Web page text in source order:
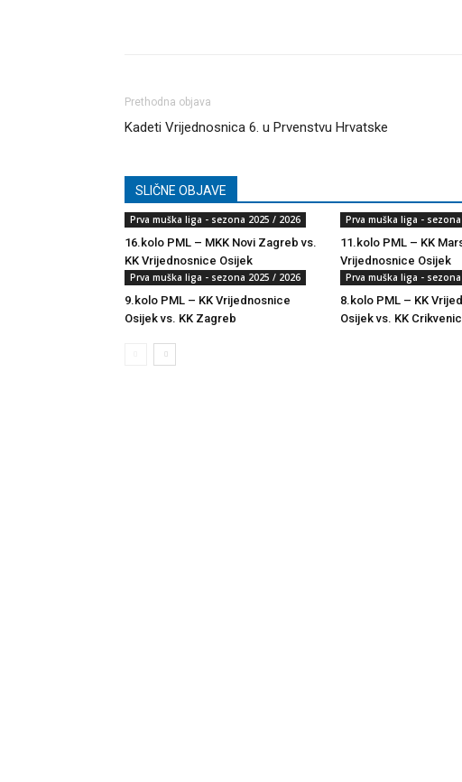
Prethodna objava
Kadeti Vrijednosnica 6. u Prvenstvu Hrvatske
SLIČNE OBJAVE
Prva muška liga - sezona 2025 / 2026
16.kolo PML – MKK Novi Zagreb vs.
KK Vrijednosnice Osijek
Prva muška liga -
11.kolo PML – KK
Vrijednosnice Osijek
Prva muška liga - sezona 2025 / 2026
9.kolo PML – KK Vrijednosnice
Osijek vs. KK Zagreb
Prva muška liga -
8.kolo PML – KK
Osijek vs. KK